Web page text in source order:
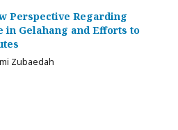
Perspective Regarding
Gelahang and Efforts to
Zubaedah